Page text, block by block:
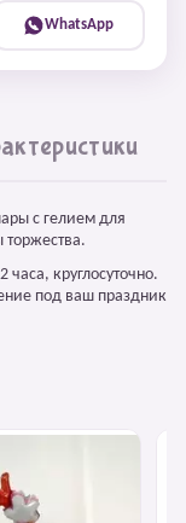
WhatsApp
с гелием для
круглосуточно.
под ваш праздник